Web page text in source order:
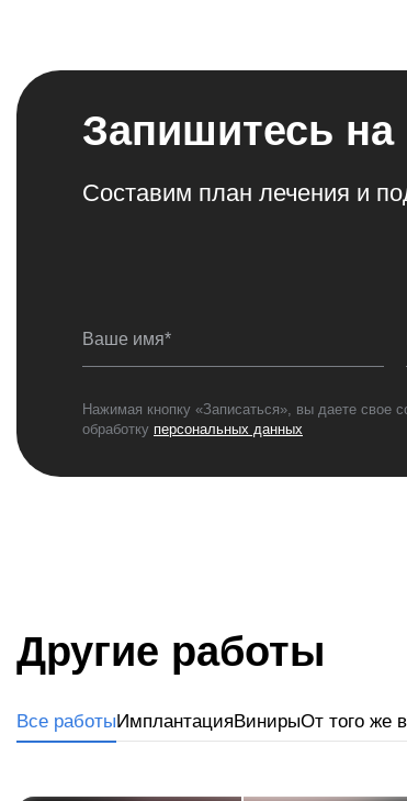
Запишитесь
Составим план лечения и
Ваше имя*
Нажимая кнопку «Записаться», вы даете свое
обработку персональных данных
Другие работы
Все работыИмплантацияВинирыОт того же